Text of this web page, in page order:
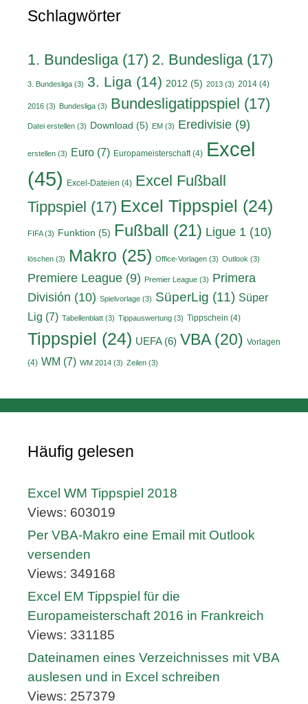
Schlagwörter
1. Bundesliga (17) 2. Bundesliga (17)
3. Bundesliga (3) 3. Liga (14) 2012 (5) 2013 (3) 2014 (4)
2016 (3) Bundesliga (3) Bundesligatippspiel (17)
Datei erstellen (3) Download (5) EM (3) Eredivisie (9)
erstellen (3) Euro (7) Europameisterschaft(4) Excel
(45) Excel-Dateien (4) Excel Fußball
Tippspiel (17) Excel Tippspiel (24)
FIFA(3) Funktion (5) Fußball (21) Ligue 1 (10)
löschen (3) Makro (25) Office-Vorlagen (3) Outlook (3)
Premiere League (9) Premier League (3) Primera
División (10) Spielvorlage (3) SüperLig (11) Süper
Lig (7) Tabellenblatt (3) Tippauswertung (3) Tippschein (4)
Tippspiel (24) UEFA(6) VBA(20) Vorlagen
(4) WM (7) WM 2014 (3) Zeilen (3)
Häufig gelesen
Excel WM Tippspiel 2018
Views: 603019
Per VBA-Makro eine Email mit Outlook
versenden
Views: 349168
Excel EM Tippspiel für die
Europameisterschaft 2016 in Frankreich
Views: 331185
Dateinamen eines Verzeichnisses mit VBA
auslesen und in Excel schreiben
Views: 257379